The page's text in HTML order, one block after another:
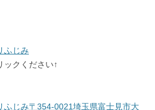
ふじみ
ックください↑
ふじみ〒354-0021埼玉県富士見市大